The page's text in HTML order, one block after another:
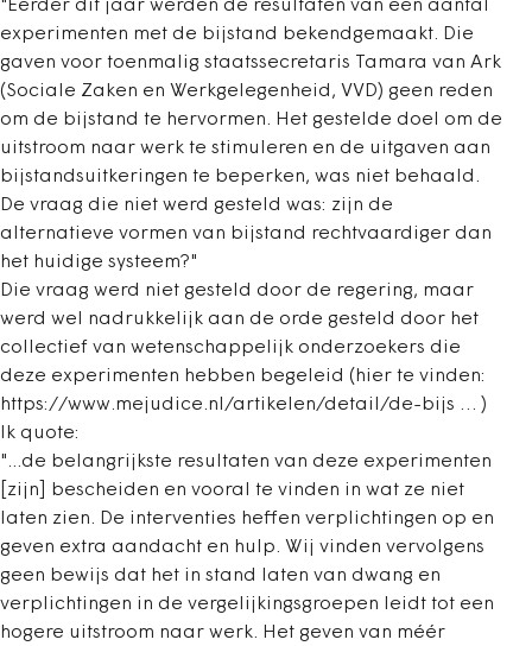
"Eerder dit jaar werden de resultaten van een aantal
experimenten met de bijstand bekendgemaakt. Die
gaven voor toenmalig staatssecretaris Tamara van Ark
(Sociale Zaken en Werkgelegenheid, VVD) geen reden
om de bijstand te hervormen. Het gestelde doel om de
uitstroom naar werk te stimuleren en de uitgaven aan
bijstandsuitkeringen te beperken, was niet behaald.
De vraag die niet werd gesteld was: zijn de
alternatieve vormen van bijstand rechtvaardiger dan
het huidige systeem?"
Die vraag werd niet gesteld door de regering, maar
werd wel nadrukkelijk aan de orde gesteld door het
collectief van wetenschappelijk onderzoekers die
deze experimenten hebben begeleid (hier te vinden:
https://www.mejudice.nl/artikelen/detail/de-bijs … )
Ik quote:
"...de belangrijkste resultaten van deze experimenten
[zijn] bescheiden en vooral te vinden in wat ze niet
laten zien. De interventies heffen verplichtingen op en
geven extra aandacht en hulp. Wij vinden vervolgens
geen bewijs dat het in stand laten van dwang en
verplichtingen in de vergelijkingsgroepen leidt tot een
hogere uitstroom naar werk. Het geven van méér